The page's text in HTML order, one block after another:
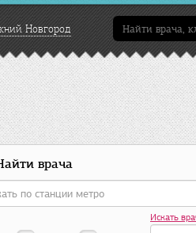
Новгород
врача
Искать